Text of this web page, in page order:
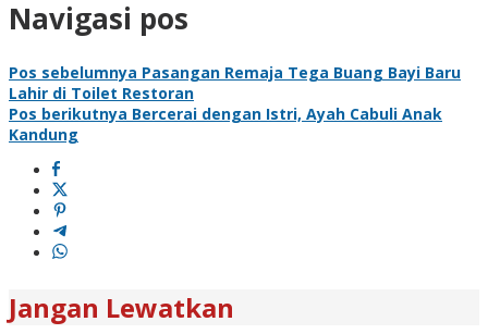
Navigasi pos
Pos sebelumnya Pasangan Remaja Tega Buang Bayi Baru
Lahir di Toilet Restoran
Pos berikutnya Bercerai dengan Istri, Ayah Cabuli Anak
Kandung
Jangan Lewatkan